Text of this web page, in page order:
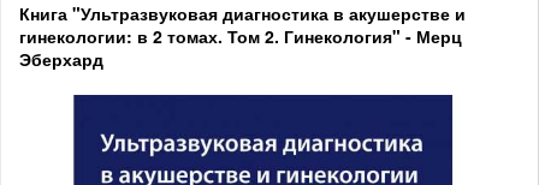
Книга "Ультразвуковая диагностика в акушерстве и
гинекологии: в 2 томах. Том 2. Гинекология" - Мерц
Эберхард